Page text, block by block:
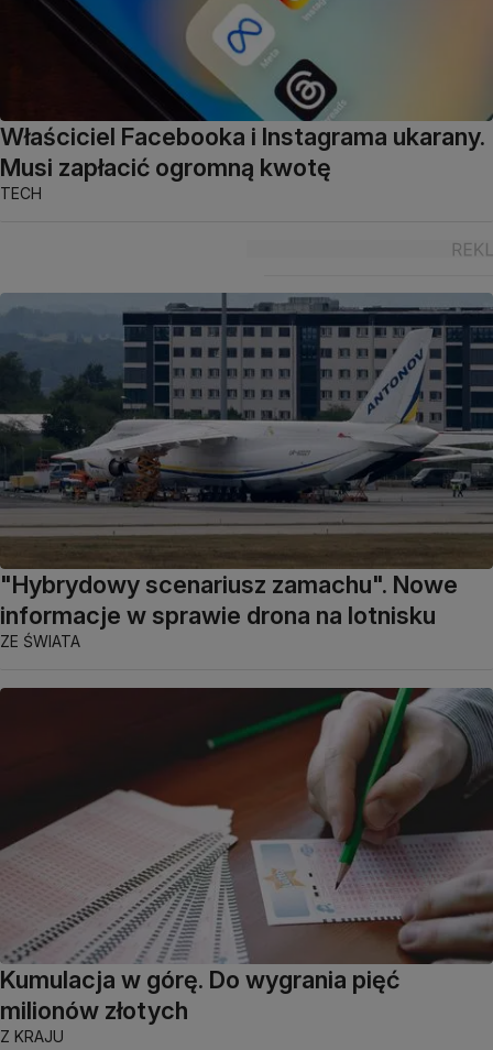
Właściciel Facebooka i Instagrama ukarany.
Musi zapłacić ogromną kwotę
TECH
"Hybrydowy scenariusz zamachu". Nowe
informacje w sprawie drona na lotnisku
ZE ŚWIATA
Kumulacja w górę. Do wygrania pięć
milionów złotych
Z KRAJU